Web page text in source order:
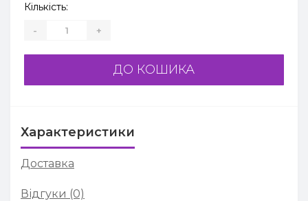
Кількість:
- +
ДО КОШИКА
Характеристики
Доставка
Відгуки (0)